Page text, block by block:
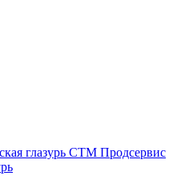
глазурь СТМ Продсервис